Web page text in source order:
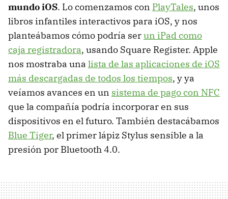
mundo iOS. Lo comenzamos con PlayTales, unos
libros infantiles interactivos para iOS, y nos
planteábamos cómo podría serun iPad como
caja registradora, usando Square Register. Apple
nos mostraba una lista de las aplicaciones de iOS
más descargadas de todos los tiempos, y ya
veíamos avances en un sistema de pago con NFC
que la compañía podría incorporar en sus
dispositivos en el futuro. También destacábamos
Blue Tiger, el primer lápiz Stylus sensible a la
presión por Bluetooth 4.0.